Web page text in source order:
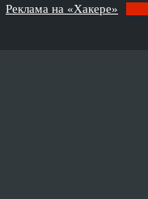
Реклама на «Хакере»